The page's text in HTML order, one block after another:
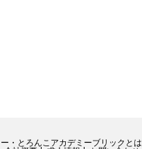
・とろんこアカデミーブリックとは